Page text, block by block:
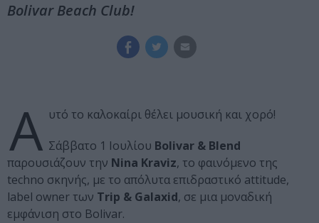
Bolivar Beach Club!
Α υτό το καλοκαίρι θέλει μουσική και χορό!
Σάββατο 1 Ιουλίου Bolivar & Blend
παρουσιάζουν την Nina Kraviz, το φαινόμενο της
techno σκηνής, με το απόλυτα επιδραστικό attitude,
label owner των Trip & Galaxid, σε μια μοναδική
εμφάνιση στο Bolivar.